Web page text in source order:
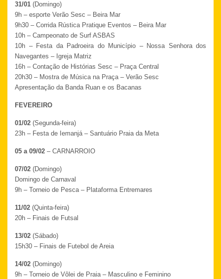
31/01 (Domingo)
9h – esporte Verão Sesc – Beira Mar
9h30 – Corrida Rústica Pratique Eventos – Beira Mar
10h – Campeonato de Surf ASBAS
10h – Festa da Padroeira do Município – Nossa Senhora dos
Navegantes – Igreja Matriz
16h – Contação de Histórias Sesc – Praça Central
20h30 – Mostra de Música na Praça – Verão Sesc
Apresentação da Banda Ruan e os Bacanas
FEVEREIRO
01/02 (Segunda-feira)
23h – Festa de Iemanjá – Santuário Praia da Meta
05 a 09/02 – CARNARROIO
07/02 (Domingo)
Domingo de Carnaval
9h – Torneio de Pesca – Plataforma Entremares
11/02 (Quinta-feira)
20h – Finais de Futsal
13/02 (Sábado)
15h30 – Finais de Futebol de Areia
14/02 (Domingo)
9h – Torneio de Vôlei de Praia – Masculino e Feminino